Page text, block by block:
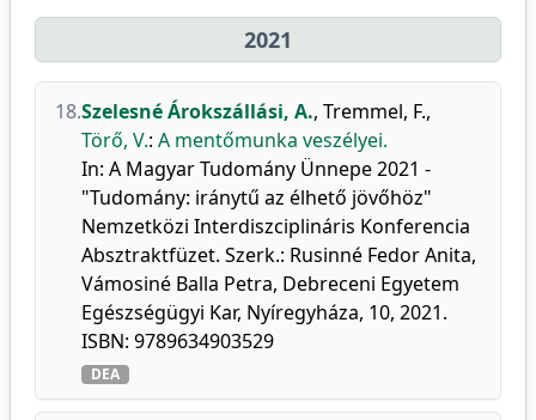
2021
18.Szelesné Árokszállási, A., Tremmel, F.,
Törő, V.: A mentőmunka veszélyei.
In: A Magyar Tudomány Ünnepe 2021 -
"Tudomány: iránytű az élhető jövőhöz"
Nemzetközi Interdiszciplináris Konferencia
Absztraktfüzet. Szerk.: Rusinné Fedor Anita,
Vámosiné Balla Petra, Debreceni Egyetem
Egészségügyi Kar, Nyíregyháza, 10, 2021.
ISBN: 9789634903529
DEA